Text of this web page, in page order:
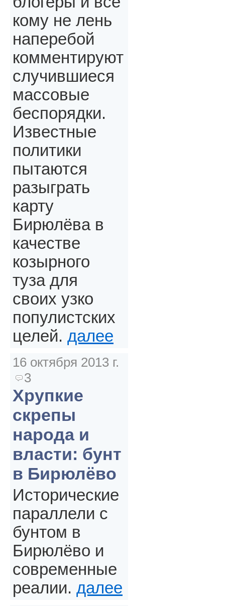
кому не лень
наперебой
комментируют
случившиеся
массовые
беспорядки.
Известные
политики
пытаются
разыграть
карту
Бирюлёва в
качестве
козырного
туза для
своих узко
популистских
целей. далее
16 октября 2013 г.
3
Хрупкие
скрепы
народа и
власти: бунт
в Бирюлёво
Исторические
параллели с
бунтом в
Бирюлёво и
современные
реалии. далее